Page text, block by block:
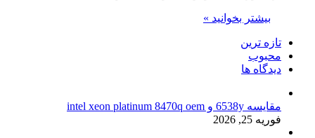
بیشتر بخوانید »
تازه ترین
محبوب
دیدگاه ها
مقایسه 6538y و intel xeon platinum 8470q oem
فوریه 25, 2026